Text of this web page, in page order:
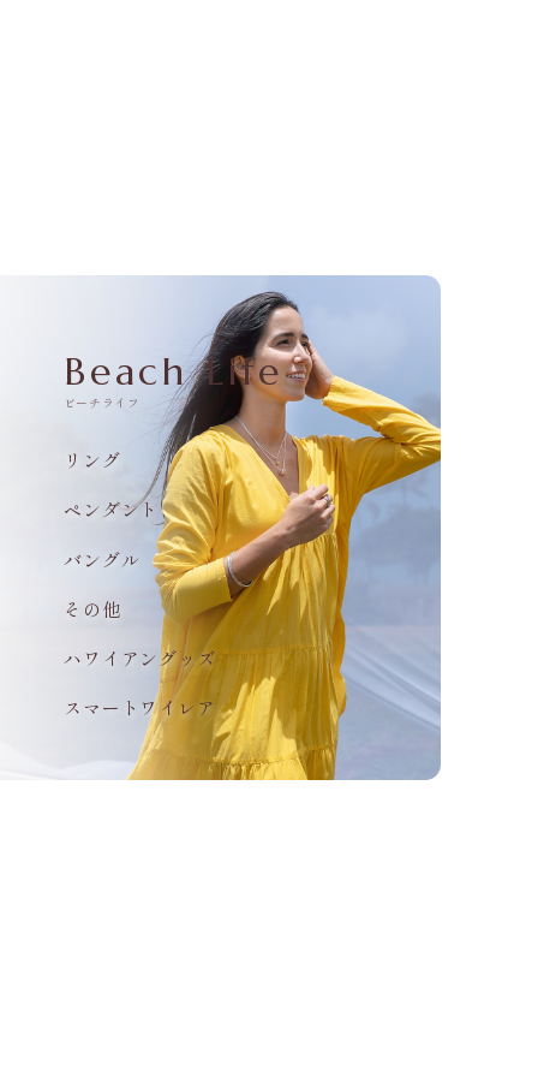
Beach Life
ビーチライフ
リング
ペンダント
バングル
その他
ハワイアングッズ
スマートワイレア